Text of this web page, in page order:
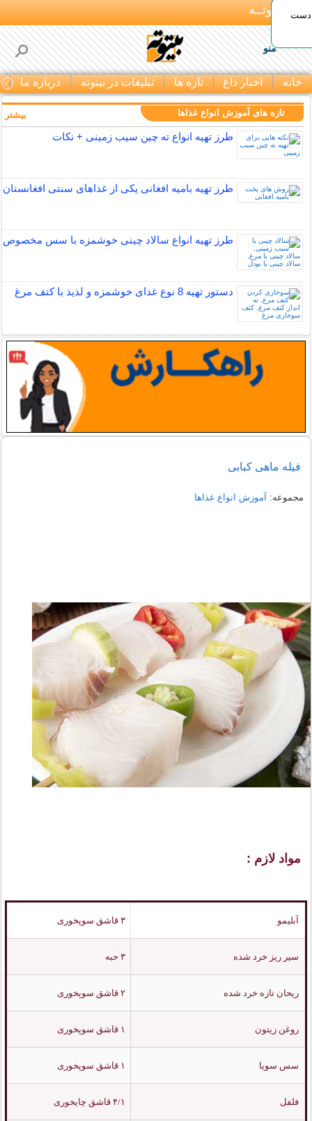
بـیتوتــه
منو
خانه اخبار داغ تازه ها تبلیغات در بیتوته درباره ما
دست
تازه های آموزش انواع غذاها
طرز تهیه انواع ته چین سیب زمینی + نکات
طرز تهیه بامیه افغانی یکی از غذاهای سنتی افغانستان
طرز تهیه انواع سالاد چینی خوشمزه با سس مخصوص
دستور تهیه 8 نوع غذای خوشمزه و لذیذ با کتف مرغ
بیشتر
فیله ماهی کبابی
مجموعه: آموزش انواع غذاها
مواد لازم :
آبلیمو ۳ قاشق سوپخوری
سیر ریز خرد شده ۳ حبه
ریحان تازه خرد شده ۲ قاشق سوپخوری
روغن زیتون ۱ قاشق سوپخوری
سس سویا ۱ قاشق سوپخوری
فلفل ۴/۱ قاشق چایخوری